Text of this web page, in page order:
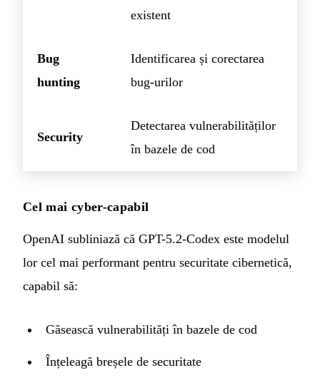
existent
Bug
hunting
Identificarea și corectarea
bug-urilor
Security
Detectarea vulnerabilităților
în bazele de cod
Cel mai cyber-capabil
OpenAI subliniază că GPT-5.2-Codex este modelul
lor cel mai performant pentru securitate cibernetică,
capabil să:
Găsească vulnerabilități în bazele de cod
Înțeleagă breșele de securitate